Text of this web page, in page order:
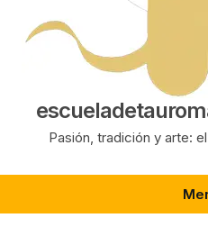
Pasión, tradición y arte: